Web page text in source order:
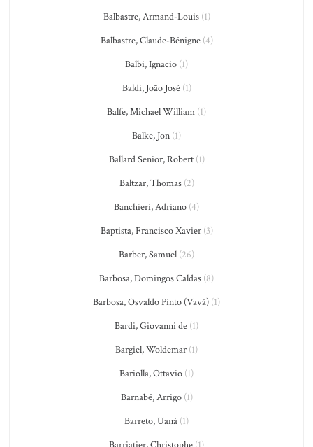
Balbastre, Armand-Louis(1)
Balbastre, Claude-Bénigne(4)
Balbi, Ignacio (1)
Baldi, João José(1)
Balfe, Michael William (1)
Balke, Jon (1)
Ballard Senior, Robert(1)
Baltzar, Thomas(2)
Banchieri, Adriano (4)
Baptista, Francisco Xavier(3)
Barber, Samuel (26)
Barbosa, Domingos Caldas (8)
Barbosa, Osvaldo Pinto (Vavá) (1)
Bardi, Giovanni de (1)
Bargiel, Woldemar (1)
Bariolla, Ottavio (1)
Barnabé, Arrigo(1)
Barreto, Uaná (1)